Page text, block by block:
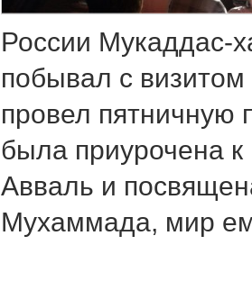
России Мукаддас-
побывал с визитом
провел пятничную
была приурочена
Авваль и
Мухаммада, мир